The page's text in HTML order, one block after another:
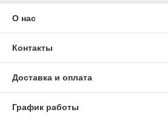
О нас
Контакты
Доставка и оплата
График работы